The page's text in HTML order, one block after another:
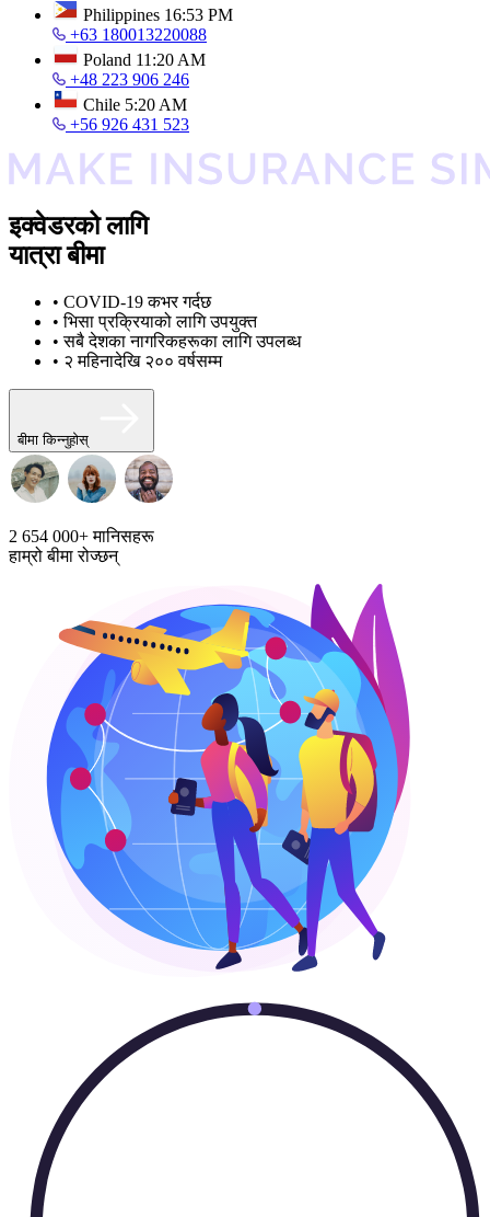
Philippines 16:53 PM
+63 180013220088
Poland 11:20 AM
+48 223 906 246
Chile 5:20 AM
+56 926 431 523
इक्वेडरको लागि
यात्रा बीमा
• COVID-19 कभर गर्दछ
• भिसा प्रक्रियाको लागि उपयुक्त
• सबै देशका नागरिकहरूका लागि उपलब्ध
• २ महिनादेखि २०० वर्षसम्म
बीमा किन्नुहोस्
2 654 000+मानिसहरू
हाम्रो बीमा रोज्छन्